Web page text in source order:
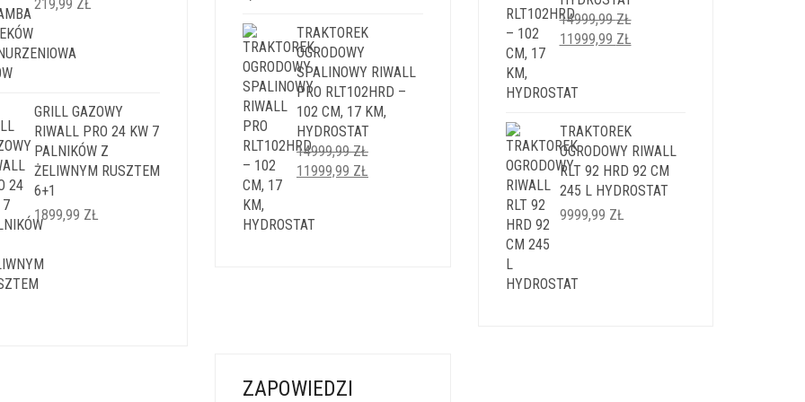
219,99 ZŁ
GRILL GAZOWY
RIWALL PRO 24 KW 7
PALNIKÓW Z
ŻELIWNYM RUSZTEM
6+1
1899,99 ZŁ
5999,99 ZŁ.4999,99 ZŁ.
TRAKTOREK
OGRODOWY
SPALINOWY RIWALL
PRO RLT102HRD –
102 CM, 17 KM,
HYDROSTAT
14999,99ZŁ
PIERWOTNA
14999,99 ZŁ.
11999,99 ZŁ
14999,99ZŁ
PIERWOTNA
14999,99 ZŁ.
11999,99 ZŁAKTUALNA
TRAKTOREK
OGRODOWY RIWALL
RLT 92 HRD 92 CM
245 L HYDROSTAT
9999,99 ZŁ
ZAPOWIEDZI